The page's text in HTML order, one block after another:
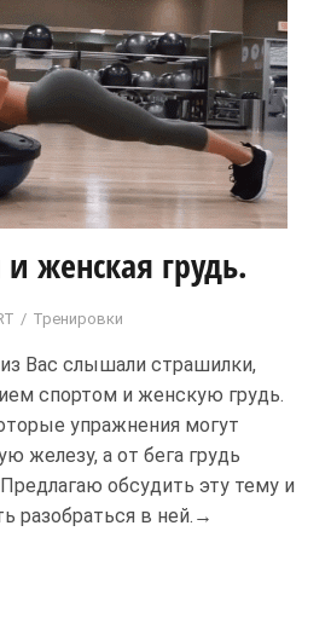
женская грудь.
Тренировки
Вас слышали страшилки,
спортом и женскую грудь.
упражнения могут
железу, а от бега грудь
обсудить эту тему и
разобраться в ней.→